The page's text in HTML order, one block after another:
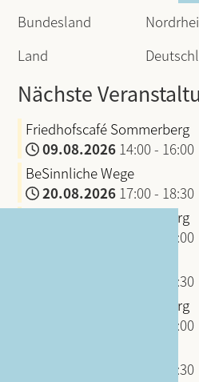
Bundesland
Land
Nächste
Friedhofscafé Sommerberg
09.08.2026 14:00- 16:00
BeSinnliche Wege
20.08.2026 17:00- 18:30
Friedhofscafé Sommerberg
16:00
18:30
Friedhofscafé Sommerberg
16:00
18:30